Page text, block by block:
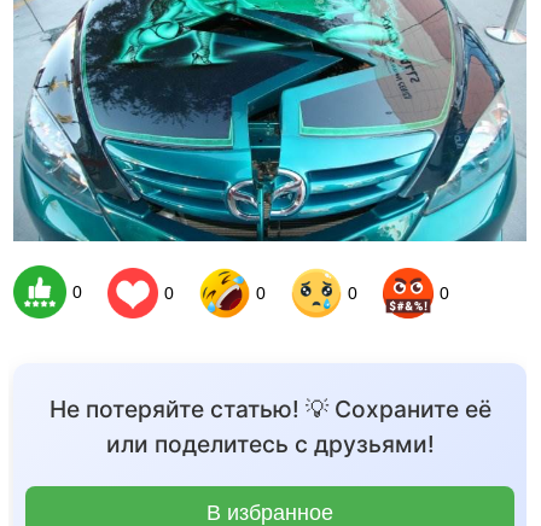
0 0 0 0 0
Не потеряйте статью! 💡 Сохраните её
или поделитесь с друзьями!
В избранное